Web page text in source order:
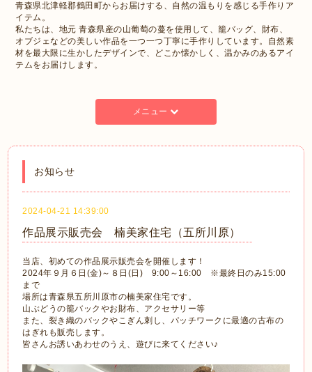
青森県北津軽郡鶴田町からお届けする、自然の温もりを感じる手作りア
イテム。
私たちは、地元 青森県産の山葡萄の蔓を使用して、籠バッグ、財布、
オブジェなどの美しい作品を一つ一つ丁寧に手作りしています。自然素
材を最大限に生かしたデザインで、どこか懐かしく、温かみのあるアイ
テムをお届けします。
メニュー
お知らせ
2024-04-21 14:39:00
作品展示販売会 楠美家住宅（五所川原）
当店、初めての作品展示販売会を開催します！
2024年９月６日(金)～８日(日) 9:00～16:00 ※最終日のみ15:00
まで
場所は青森県五所川原市の楠美家住宅です。
山ぶどうの籠バックやお財布、アクセサリー等
また、裂き織のバックやこぎん刺し、パッチワークに最適の古布の
はぎれも販売します。
皆さんお誘いあわせのうえ、遊びに来てください♪